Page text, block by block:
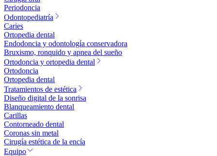
Periodoncia
Odontopediatría
Caries
Ortopedia dental
Endodoncia y odontología conservadora
Bruxismo, ronquido y apnea del sueño
Ortodoncia y ortopedia dental
Ortodoncia
Ortopedia dental
Tratamientos de estética
Diseño digital de la sonrisa
Blanqueamiento dental
Carillas
Contorneado dental
Coronas sin metal
Cirugía estética de la encía
Equipo